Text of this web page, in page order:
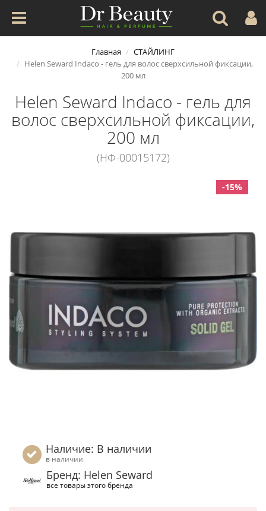
Главная
СТАЙЛИНГ
Helen Seward Indaco - гель для волос сверхсильной фиксации,
200 мл
Helen Seward Indaco - гель для
волос сверхсильной фиксации,
200 мл
(НФ-00015172)
-15%
Наличие: В наличии
в наличии
Бренд: Helen Seward
все товары этого бренда